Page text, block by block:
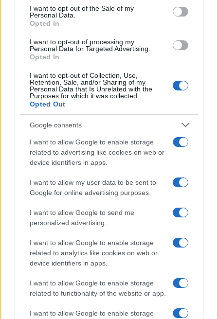
consent section.
I want to opt-out of the Sale of my
Personal Data.
Opted In
I want to opt-out of processing my
Personal Data for Targeted Advertising.
Opted In
I want to opt-out of Collection, Use,
Retention, Sale, and/or Sharing of my
Personal Data that Is Unrelated with the
Purposes for which it was collected.
Opted Out
Google consents
I want to allow Google to enable storage
related to advertising like cookies on web or
device identifiers in apps.
I want to allow my user data to be sent to
Google for online advertising purposes.
I want to allow Google to send me
personalized advertising.
I want to allow Google to enable storage
related to analytics like cookies on web or
device identifiers in apps.
I want to allow Google to enable storage
related to functionality of the website or app.
I want to allow Google to enable storage
di governance sono una leva per migliorare il
merito di credito e rafforzare le relazioni lungo la
organizzare non significa perdere controllo.
riorganizzazione aziendale, mette in luce uno degli
ostacoli culturali più frequenti, la resistenza a
delegare, spesso vissuta come perdita di controllo.
La sfida vera, ha spiegato, è far comprendere che
strutturare ruoli e responsabilità non indebolisce la
guida dell’impresa, ma la rafforza, creando le
condizioni perché ogni funzione operi con
chiarezza e l’imprenditore possa concentrarsi sulle
decisioni che contano.
Ilaria Galli
Ilaria Galli ha firmato il desk che ha svelato un
caso amministrativo triestino dopo accessi agli
di rigore documentale. Editor di redazione, ha
un tratto unico: colleziona verbali storici del